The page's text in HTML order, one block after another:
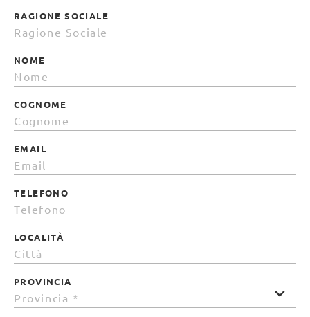
RAGIONE SOCIALE
NOME
COGNOME
EMAIL
TELEFONO
LOCALITÀ
PROVINCIA